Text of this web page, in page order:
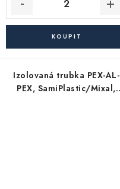
Izolovaná trubka PEX-AL-
PEX, SamiPlastic/Mixal,